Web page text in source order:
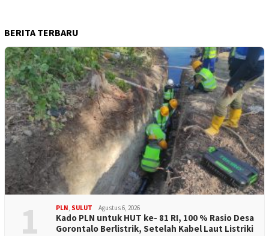
BERITA TERBARU
1 PLN SULUT Agustus 6, 2026
Kado PLN untuk HUT ke- 81 RI, 100 % Rasio Desa
Gorontalo Berlistrik, Setelah Kabel Laut Listriki